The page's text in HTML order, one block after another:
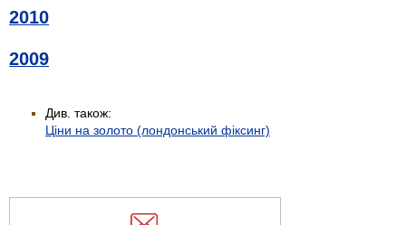
2010
2009
Див. також:
Ціни на золото (лондонський фіксинг)